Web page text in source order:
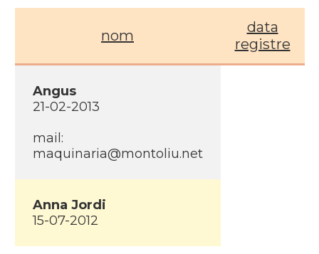
nom
data
registre
Angus
21-02-2013
mail:
maquinaria@montoliu.net
Anna Jordi
15-07-2012